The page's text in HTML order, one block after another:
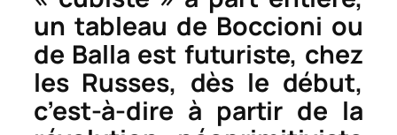
un tableau de Boccioni ou
de Balla est futuriste, chez
les Russes, dès le début,
c’est-à-dire à partir de la